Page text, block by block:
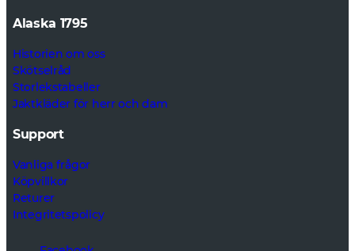
Alaska 1795
Historien om oss
Skötselråd
Storlekstabeller
Jaktkläder för herr och dam
Support
Vanliga frågor
Köpvillkor
Returer
Integritetspolicy